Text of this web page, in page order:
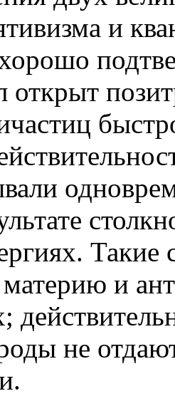
и
открыт
Такие
и
не